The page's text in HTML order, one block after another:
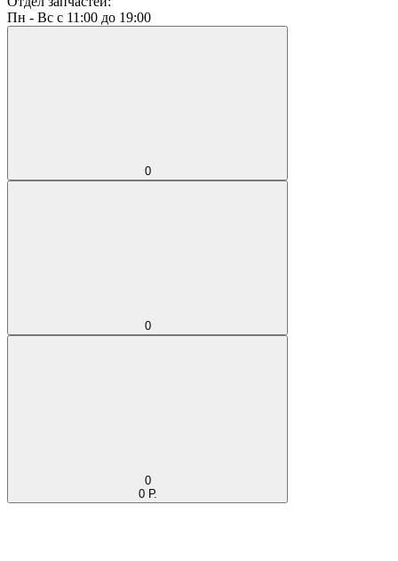
Пн - Вс с 11:00 до 19:00
0
0
0
0 Р.